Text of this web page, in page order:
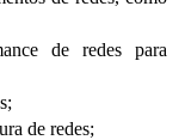
de redes para
de redes;